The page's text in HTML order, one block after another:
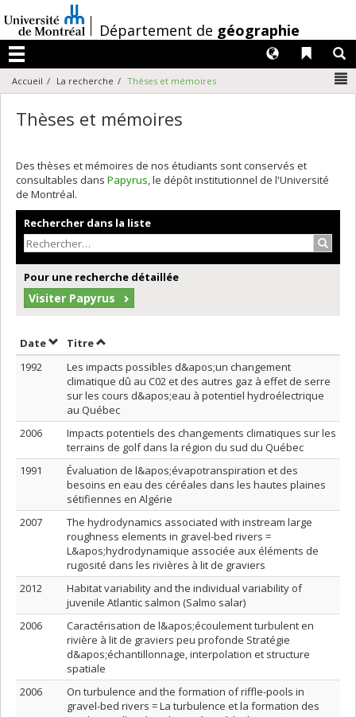
au
contenu
/Département de géographie
Menu
Liens
Langues
Accueil La recherche Thèses et mémoires
Thèses et mémoires
Des thèses et mémoires de nos étudiants sont conservés et
consultables dans Papyrus, le dépôt institutionnel de l'Université
de Montréal.
Rechercher dans la liste
Pour une recherche détaillée
Visiter Papyrus
DateTrier par date en ordre décroissant
TitreTrier par titre en ordre décroissant
1992
Les impacts possibles d&apos;un changement
climatique dû au C02 et des autres gaz à effet de serre
sur les cours d&apos;eau à potentiel hydroélectrique
au Québec
2006
Impacts potentiels des changements climatiques sur les
terrains de golf dans la région du sud du Québec
1991
Évaluation de l&apos;évapotranspiration et des
besoins en eau des céréales dans les hautes plaines
sétifiennes en Algérie
2007
The hydrodynamics associated with instream large
roughness elements in gravel-bed rivers =
L&apos;hydrodynamique associée aux éléments de
rugosité dans les rivières à lit de graviers
2012
Habitat variability and the individual variability of
juvenile Atlantic salmon (Salmo salar)
2006
Caractérisation de l&apos;écoulement turbulent en
rivière à lit de graviers peu profonde Stratégie
d&apos;échantillonnage, interpolation et structure
spatiale
2006
On turbulence and the formation of riffle-pools in
gravel-bed rivers = La turbulence et la formation des